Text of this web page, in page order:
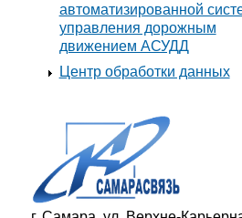
автоматизированной
управления дорожным
движением АСУДД
Центр обработки данных